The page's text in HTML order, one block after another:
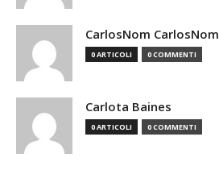
CarlosNom CarlosNom
0 ARTICOLI 0 COMMENTI
Carlota Baines
0 ARTICOLI 0 COMMENTI